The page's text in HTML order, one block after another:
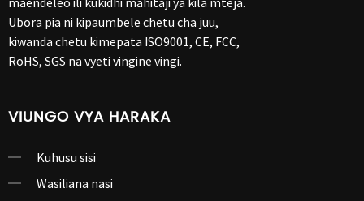
Ubora pia ni kipaumbele chetu cha juu,
kiwanda chetu kimepata ISO9001, CE, FCC,
RoHS, SGS na vyeti vingine vingi.
VIUNGO VYA HARAKA
Kuhusu sisi
Wasiliana nasi